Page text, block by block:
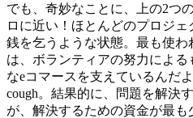
でも、奇妙なことに、上の2つ
ロに近い！ほとんどのプロジ
銭を乞うような状態。最も使
は、ボランティアの努力によ
なeコマースを支えているんだ
cough。結果的に、問題を解決
が、解決するための資金が最も